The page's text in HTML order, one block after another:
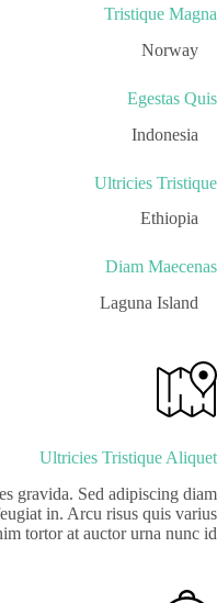
Tristique Magna
Egestas Quis
Ultricies Tristique
Diam Maecenas
Ultricies Tristique Aliquet
gravida. Sed adipiscing diam
in. Arcu risus quis varius
tortor at auctor urna nunc id.